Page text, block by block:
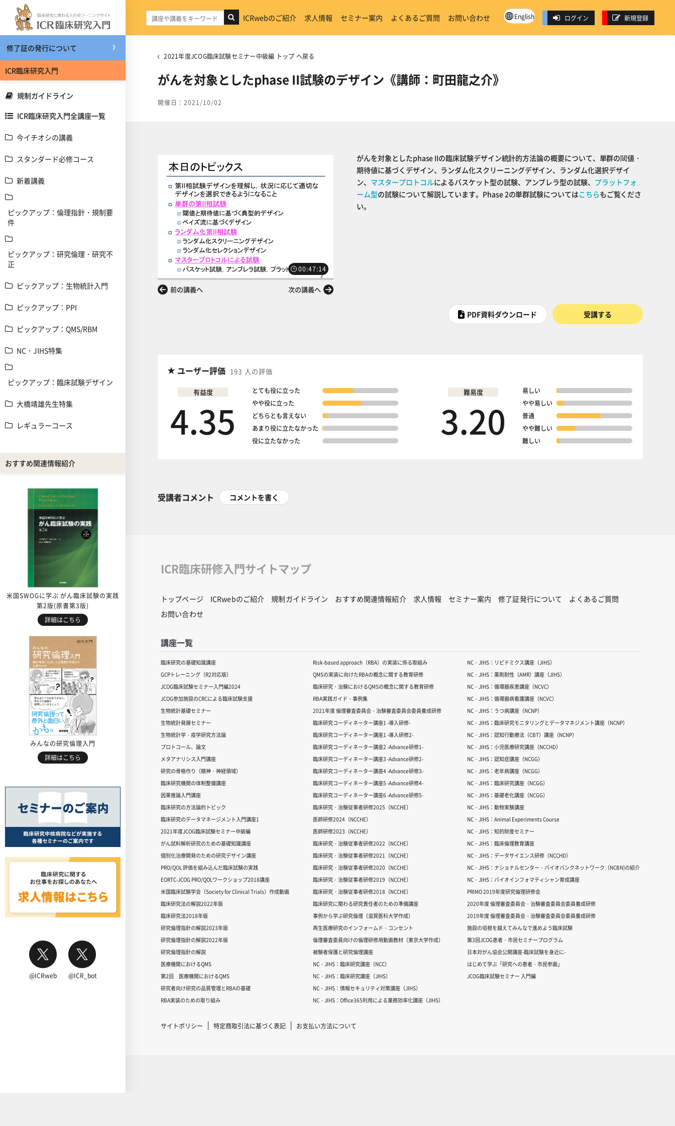
メインコンテンツへスキップする
修了証の発行について
ICR臨床研究入門
規制ガイドライン
ICR臨床研究入門全講座一覧
今イチオシの講義
スタンダード必修コース
新着講義
ピックアップ：倫理指針・規制要
件
ピックアップ：研究倫理・研究不
正
ピックアップ：生物統計入門
ピックアップ：PPI
ピックアップ：QMS/RBM
NC・JIHS特集
ピックアップ：臨床試験デザイン
大橋靖雄先生特集
レギュラーコース
おすすめ関連情報紹介
米国SWOGに学ぶ がん臨床試験の実践
第2版(原書第3版)
詳細はこちら
みんなの研究倫理入門
詳細はこちら
@ICRweb @ICR_bot
ICRwebのご紹介 求人情報 セミナー案内 よくあるご質問 お問い合わせ English ログイン 新規登録
2021年度JCOG臨床試験セミナー中級編 トップ へ戻る
がんを対象としたphase II試験のデザイン《講師：町田龍之介》
開催日：2021/10/02
00:47:14
前の講義へ 次の講義へ
がんを対象としたphase IIの臨床試験デザイン統計的方法論の概要について、単群の閾値・
期待値に基づくデザイン、ランダム化スクリーニングデザイン、ランダム化選択デザイ
ン、 マスタープロトコルによるバスケット型の試験、アンブレラ型の試験、 プラットフォ
ーム型の試験について解説しています。Phase 2の単群試験についてはこちらもご覧くださ
い。
PDF資料ダウンロード 受講する
ユーザー評価 193 人の評価
有益度
4.35
とても役に立った
やや役に立った
どちらとも言えない
あまり役に立たなかった
役に立たなかった
難易度
3.20
易しい
やや易しい
普通
やや難しい
難しい
受講者コメント コメントを書く
ICR臨床研修入門サイトマップ
トップページ ICRwebのご紹介 規制ガイドライン おすすめ関連情報紹介 求人情報 セミナー案内 修了証発行について
よくあるご質問
お問い合わせ
講座一覧
臨床研究の基礎知識講座
GCPトレーニング（R2対応版）
JCOG臨床試験セミナー入門編2024
JCOG参加施設のCRCによる臨床試験支援
生物統計基礎セミナー
生物統計発展セミナー
生物統計学・疫学研究方法論
プロトコール、論文
メタアナリシス入門講座
研究の骨格作り（精神・神経領域）
臨床研究機関の体制整備講座
因果推論入門講座
臨床研究の方法論的トピック
臨床研究のデータマネージメント入門講座1
2021年度JCOG臨床試験セミナー中級編
がん試料解析研究のための基礎知識講座
個別化治療開発のための研究デザイン講座
PRO/QOL 評価を組み込んだ臨床試験の実践
EORTC-JCOG PRO/QOLワークショップ2018講座
米国臨床試験学会（Society for Clinical Trials）作成動画
臨床研究法の解説2022年版
臨床研究法2018年版
研究倫理指針の解説2023年版
研究倫理指針の解説2022年版
研究倫理指針の解説
医療機関におけるQMS
第2回 医療機関におけるQMS
研究者向け研究の品質管理とRBAの基礎
RBA実装のための取り組み
Risk-based approach（RBA）の実装に係る取組み
QMSの実装に向けたRBAの概念に関する教育研修
臨床研究・治験におけるQMSの概念に関する教育研修
RBA実践ガイド・事例集
2021年度 倫理審査委員会・治験審査委員会委員養成研修
臨床研究コーディネーター講座1 -導入研修-
臨床研究コーディネーター講座1 -導入研修2-
臨床研究コーディネーター講座2 -Advance研修1-
臨床研究コーディネーター講座3 -Advance研修2-
臨床研究コーディネーター講座4 -Advance研修3-
臨床研究コーディネーター講座5 -Advance研修4-
臨床研究コーディネーター講座6 -Advance研修5-
臨床研究・治験従事者研修2025（NCCHE）
医師研修2024（NCCHE）
医師研修2023（NCCHE）
臨床研究・治験従事者研修2022（NCCHE）
臨床研究・治験従事者研修2021（NCCHE）
臨床研究・治験従事者研修2020（NCCHE）
臨床研究・治験従事者研修2019（NCCHE）
臨床研究・治験従事者研修2018（NCCHE）
臨床研究に関わる研究責任者のための準備講座
事例から学ぶ研究倫理（滋賀医科大学作成）
再生医療研究のインフォームド・コンセント
倫理審査委員向けの倫理研修用動画教材（東京大学作成）
被験者保護と研究倫理講座
NC・JIHS：臨床研究講座（NCC）
NC・JIHS：臨床研究講座（JIHS）
NC・JIHS：情報セキュリティ対策講座（JIHS）
NC・JIHS：Office365利用による業務効率化講座（JIHS）
NC・JIHS：リピドミクス講座（JIHS）
NC・JIHS：薬剤耐性（AMR）講座（JIHS）
NC・JIHS：循環器疾患講座（NCVC）
NC・JIHS：循環器病看護講座（NCVC）
NC・JIHS：うつ病講座（NCNP）
NC・JIHS：臨床研究モニタリングとデータマネジメント講座（NCNP）
NC・JIHS：認知行動療法（CBT）講座（NCNP）
NC・JIHS：小児医療研究講座（NCCHD）
NC・JIHS：認知症講座（NCGG）
NC・JIHS：老年病講座（NCGG）
NC・JIHS：臨床研究講座（NCGG）
NC・JIHS：基礎老化講座（NCGG）
NC・JIHS：動物実験講座
NC・JIHS：Animal Experiments Course
NC・JIHS：知的財産セミナー
NC・JIHS：臨床倫理教育講座
NC・JIHS：データサイエンス研修（NCCHD）
NC・JIHS：ナショナルセンター・バイオバンクネットワーク（NCBN)の紹介
NC・JIHS：バイオインフォマティシャン育成講座
PRIMO 2019年度研究倫理研修会
2020年度 倫理審査委員会・治験審査委員会委員養成研修
2019年度 倫理審査委員会・治験審査委員会委員養成研修
施設の垣根を越えてみんなで進めよう臨床試験
第3回JCOG患者・市民セミナープログラム
日本対がん協会公開講座-臨床試験を身近に-
はじめて学ぶ「研究への患者・市民参画」
JCOG臨床試験セミナー 入門編
サイトポリシー 特定商取引法に基づく表記 お支払い方法について